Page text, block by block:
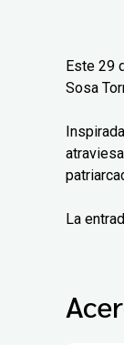
Este 29
Sosa
La